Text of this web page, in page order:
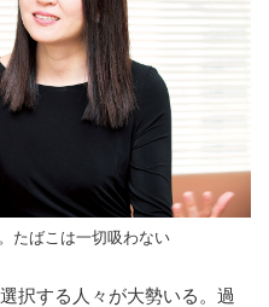
たばこは一切吸わない
択する人々が大勢いる。過